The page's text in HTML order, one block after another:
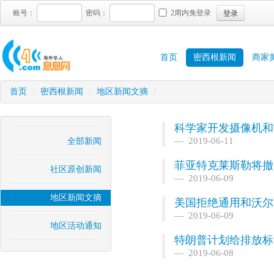
账号： 密码： 2周内免登录 登录
首页 密西根新闻 商家
首页 / 密西根新闻 / 地区新闻文摘 /
全部新闻
社区原创新闻
地区新闻文摘
地区活动通知
科学家开发摄像机
2019-06-11
菲亚特克莱斯勒将
2019-06-09
美国拒绝通用和沃
2019-06-09
特朗普计划给排放
2019-06-08